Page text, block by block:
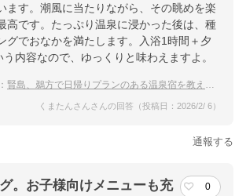
ます。潮風に当たりながら、その眺めを楽
高です。たっぷり温泉に浸かった後は、種
グでおなかを満たします。入浴1時間＋夕
内容なので、ゆっくりと味わえますよ。
賢島、鵜方で日帰りプランのある温泉宿を教えて欲しいです。
くまたんさんさんの回答（投稿日：2026/2/ 6）
通報する
。お子様向けメニューも充
0